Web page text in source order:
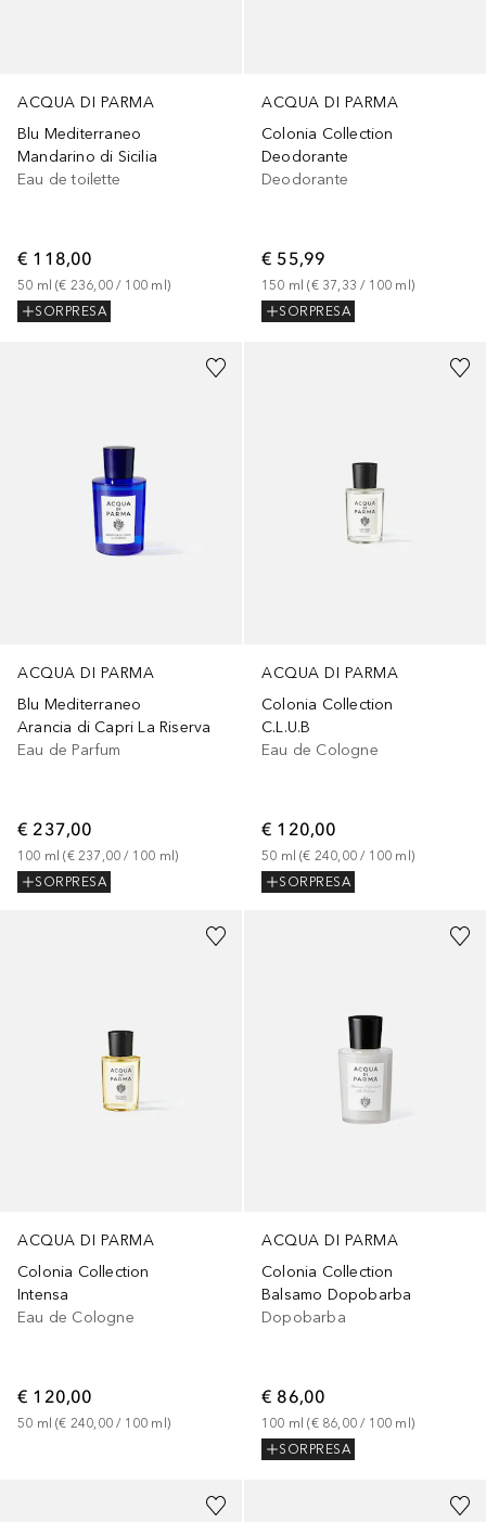
ACQUA DI PARMA
Blu Mediterraneo
Mandarino di Sicilia
Eau de toilette
€ 118,00
50 ml (€ 236,00 / 100 ml )
SORPRESA
ACQUA DI PARMA
Colonia Collection
Deodorante
Deodorante
€ 55,99
150 ml (€ 37,33 / 100 ml )
SORPRESA
ACQUA DI PARMA
Blu Mediterraneo
Arancia di Capri La Riserva
Eau de Parfum
€ 237,00
100 ml (€ 237,00 / 100 ml)
SORPRESA
ACQUA DI PARMA
Colonia Collection
C.L.U.B
Eau de Cologne
€ 120,00
50 ml (€ 240,00 / 100 ml)
SORPRESA
ACQUA DI PARMA
Colonia Collection
Intensa
Eau de Cologne
€ 120,00
50 ml (€ 240,00 / 100 ml )
ACQUA DI PARMA
Colonia Collection
Balsamo Dopobarba
Dopobarba
€ 86,00
100 ml (€ 86,00 / 100 ml )
SORPRESA